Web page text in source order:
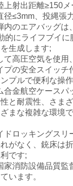
上射出距離≥150メ
径≤3mm、投縄張
内のエアバッグは
的にライフブイ
生成します;
て高圧空気を使用
プの安全スイッチ
プルで便利な操
合金航空ケースパ
と耐震性、さま
まな複雑な環境
ドロッキングスリ
がなく、銃床は
です;
家消防設備品質監
います。